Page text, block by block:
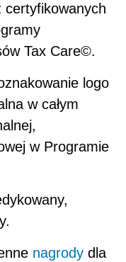
certyfikowanych
Tax Care©.
logo
w całym
w Programie
nagrody dla